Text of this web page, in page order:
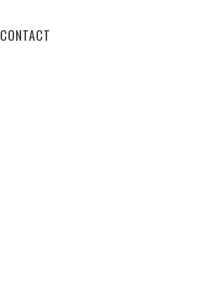
CONTACT